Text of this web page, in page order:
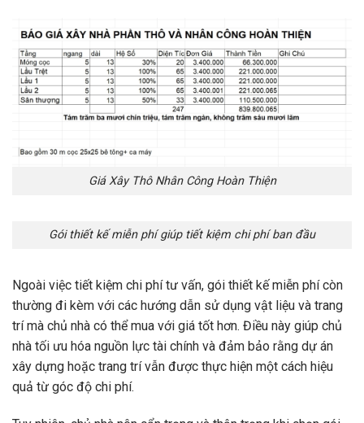
Giá Xây Thô Nhân Công Hoàn Thiện
Gói thiết kế miễn phí giúp tiết kiệm chi phí ban đầu
Ngoài việc tiết kiệm chi phí tư vấn, gói thiết kế miễn phí còn
thường đi kèm với các hướng dẫn sử dụng vật liệu và trang
trí mà chủ nhà có thể mua với giá tốt hơn. Điều này giúp chủ
nhà tối ưu hóa nguồn lực tài chính và đảm bảo rằng dự án
xây dựng hoặc trang trí vẫn được thực hiện một cách hiệu
quả từ góc độ chi phí.